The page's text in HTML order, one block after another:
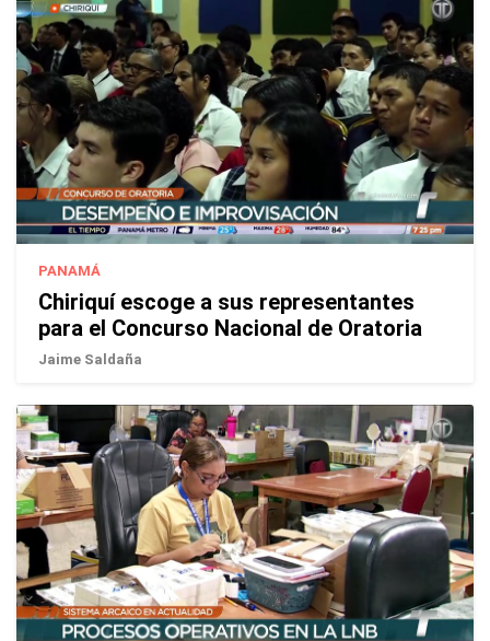
PANAMÁ
Chiriquí escoge a sus representantes
para el Concurso Nacional de Oratoria
Jaime Saldaña